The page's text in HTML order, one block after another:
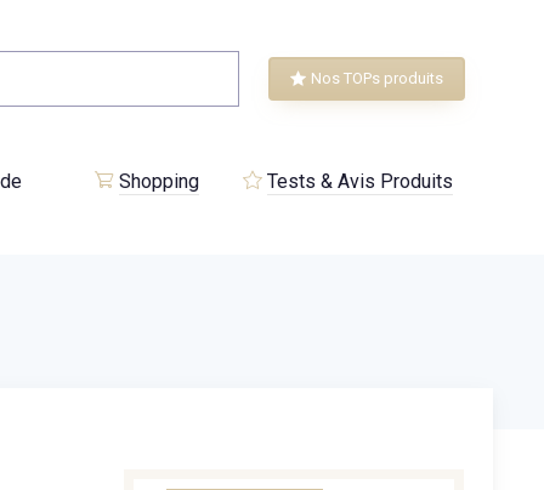
Nos TOPs produits
Shopping Tests & Avis Produits